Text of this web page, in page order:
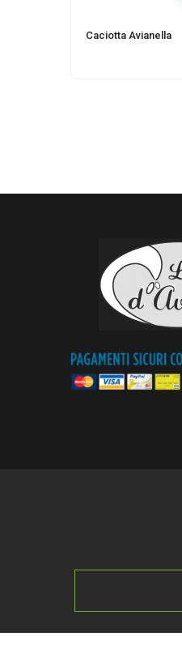
Caciotta Avianella